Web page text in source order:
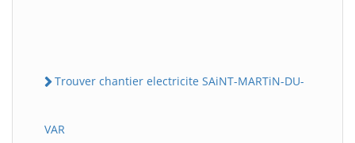
Trouver chantier electricite SAiNT-MARTiN-DU-
VAR